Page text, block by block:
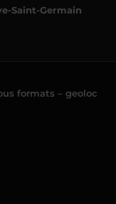
Saint-Germain
formats – geoloc